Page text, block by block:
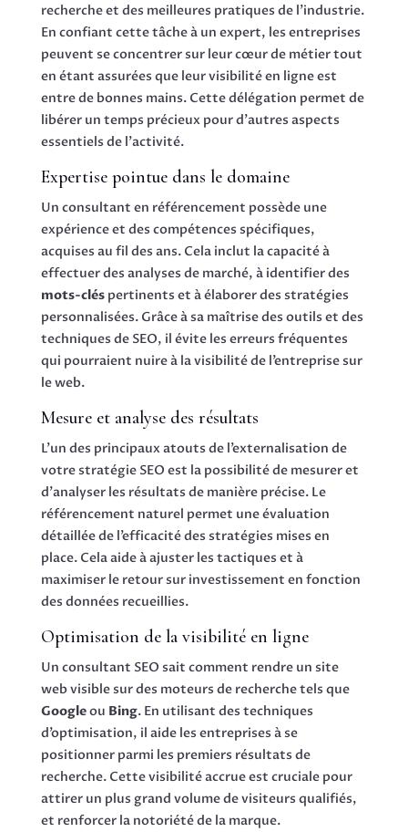
recherche et des meilleures pratiques de l’industrie.
En confiant cette tâche à un expert, les entreprises
peuvent se concentrer sur leur cœur de métier tout
en étant assurées que leur visibilité en ligne est
entre de bonnes mains. Cette délégation permet de
libérer un temps précieux pour d’autres aspects
essentiels de l’activité.
Expertise pointue dans le domaine
Un consultant en référencement possède une
expérience et des compétences spécifiques,
acquises au fil des ans. Cela inclut la capacité à
effectuer des analyses de marché, à identifier des
mots-cléspertinents et à élaborer des stratégies
personnalisées. Grâce à sa maîtrise des outils et des
techniques de SEO, il évite les erreurs fréquentes
qui pourraient nuire à la visibilité de l’entreprise sur
le web.
Mesure et analyse des résultats
L’un des principaux atouts de l’externalisation de
votre stratégie SEO est la possibilité de mesurer et
d’analyser les résultats de manière précise. Le
référencement naturel permet une évaluation
détaillée de l’efficacité des stratégies mises en
place. Cela aide à ajuster les tactiques et à
maximiser le retour sur investissement en fonction
des données recueillies.
Optimisation de la visibilité en ligne
Un consultant SEO sait comment rendre un site
web visible sur des moteurs de recherche tels que
Googleou Bing. En utilisant des techniques
d’optimisation, il aide les entreprises à se
positionner parmi les premiers résultats de
recherche. Cette visibilité accrue est cruciale pour
attirer un plus grand volume de visiteurs qualifiés,
et renforcer la notoriété de la marque.